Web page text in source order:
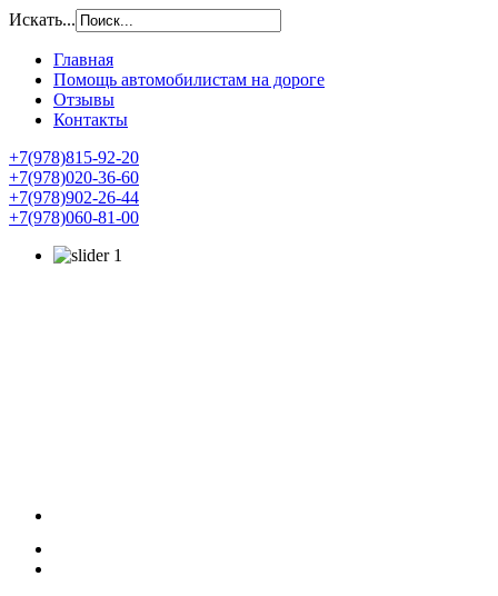
Искать...
Главная
Помощь автомобилистам на дороге
Отзывы
Контакты
+7(978)815-92-20
+7(978)020-36-60
+7(978)902-26-44
+7(978)060-81-00